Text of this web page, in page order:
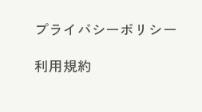
プライバシーポリシー
利用規約